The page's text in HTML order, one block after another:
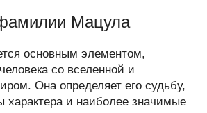
Мацула
основным элементом,
со вселенной и
Она определяет его судьбу,
характера и наиболее значимые